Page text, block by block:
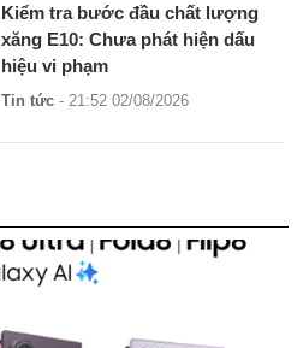
Kiểm tra bước đầu chất lượng
xăng E10: Chưa phát hiện dấu
hiệu vi phạm
Tin tức - 21:52 02/08/2026